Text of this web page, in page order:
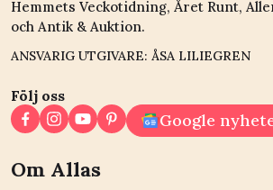
Hemmets Veckotidning, Året Runt,
och Antik & Auktion.
ANSVARIG UTGIVARE: ÅSA LILIEGREN
Följ oss
Google
Om Allas